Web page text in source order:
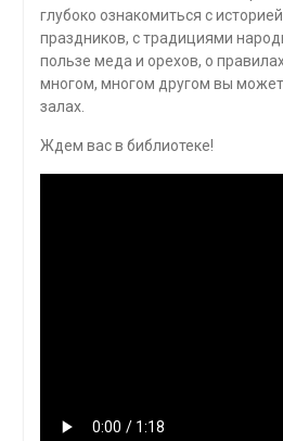
глубоко ознакомиться с
праздников, с традициями
пользе меда и орехов, о
многом, многом другом вы
залах.
Ждем вас в библиотеке!